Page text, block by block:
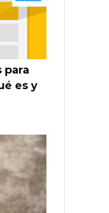
para
es y